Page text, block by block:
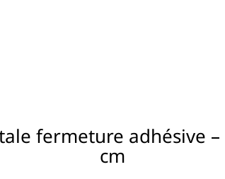
fermeture adhésive
cm